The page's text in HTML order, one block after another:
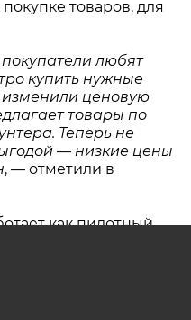
товаров, для
любят
купить нужные
ценовую
товары по
Теперь не
— низкие цены
, — отметили в
как пилотный